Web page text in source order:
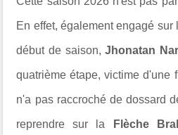
En effet, également engagé sur
début de saison,Jhonatan
quatrième étape, victime d'une
n'a pas raccroché de dossard
reprendre sur la Flèche